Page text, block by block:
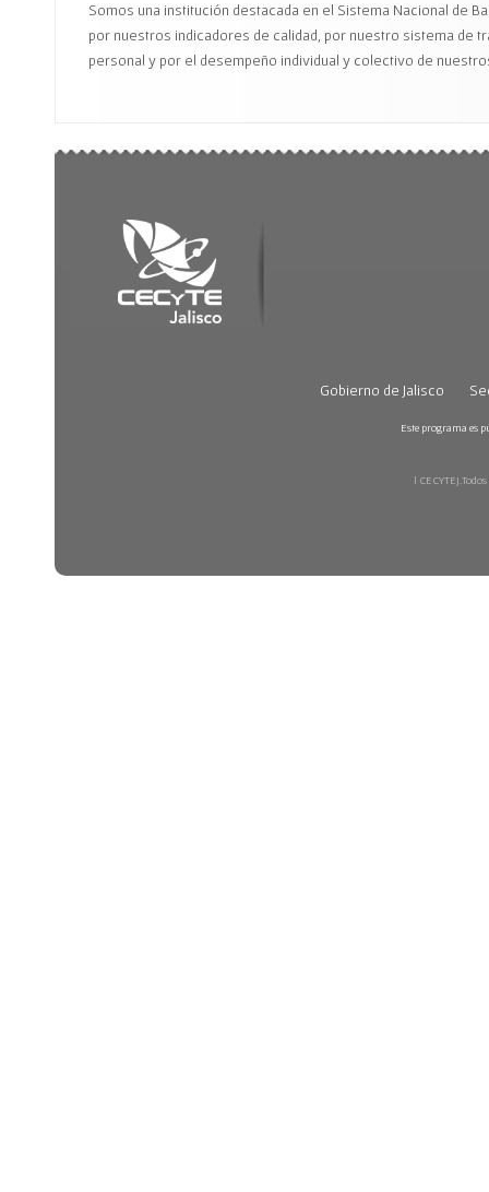
Somos una institución destacada en el Sistema Nacional de
por nuestros indicadores de calidad, por nuestro sistema de
personal y por el desempeño individual y colectivo de
Gobierno de Jalisco
Este programa es
|